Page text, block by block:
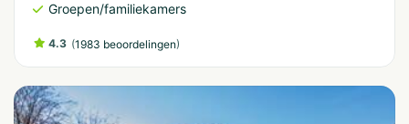
Groepen/familiekamers
4.3 (1983 beoordelingen)